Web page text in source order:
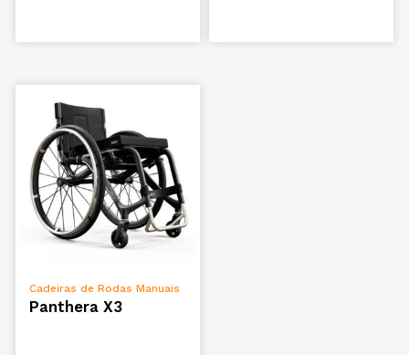
ADICIONAR
Cadeiras de Rodas Manuais
Panthera X3